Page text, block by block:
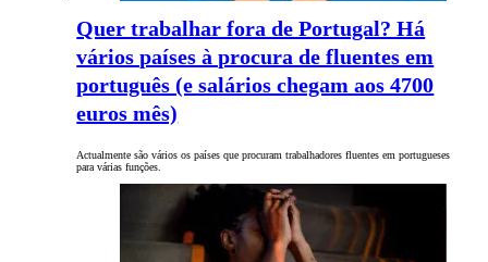
Quer trabalhar fora de Portugal? Há
vários países à procura de fluentes em
português (e salários chegam aos 4700
euros mês)
Actualmente são vários os países que procuram trabalhadores fluentes em portugueses
para várias funções.